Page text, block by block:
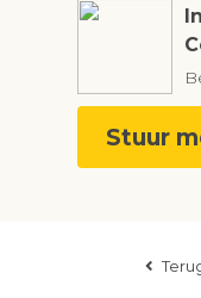
Stuur